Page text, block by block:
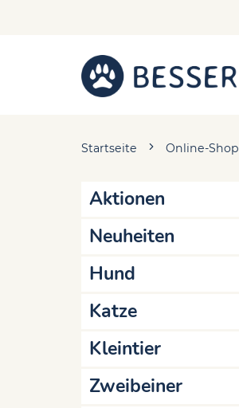
Startseite Online-Shop
Aktionen
Neuheiten
Hund
Katze
Kleintier
Zweibeiner